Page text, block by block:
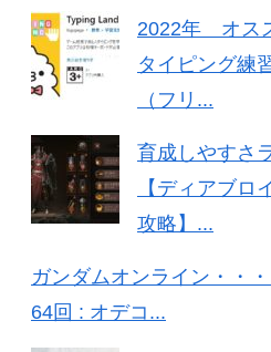
2022年 オス
タイピング練
（フリ...
育成しやすさ
【ディアブロ
攻略】...
ガンダムオンライン・・
64回 : オデコ...